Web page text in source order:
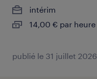
intérim
14,00 € par heure
publié le 31 juillet 2026